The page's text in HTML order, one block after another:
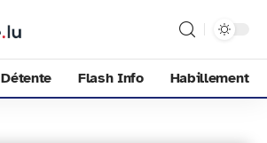
Détente Flash Info Habillement